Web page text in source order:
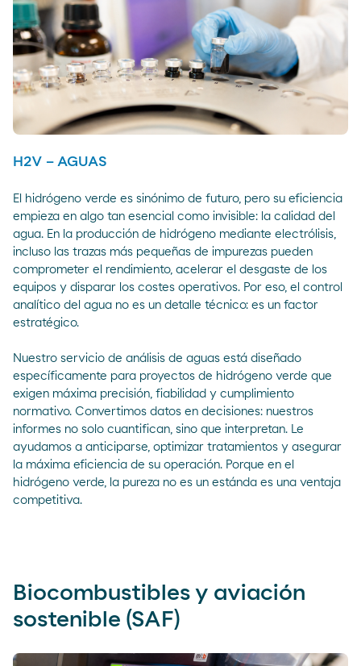
H2V – AGUAS
El hidrógeno verde es sinónimo de futuro, pero su eficiencia
empieza en algo tan esencial como invisible: la calidad del
agua. En la producción de hidrógeno mediante electrólisis,
incluso las trazas más pequeñas de impurezas pueden
comprometer el rendimiento, acelerar el desgaste de los
equipos y disparar los costes operativos. Por eso, el control
analítico del agua no es un detalle técnico: es un factor
estratégico.
Nuestro servicio de análisis de aguas está diseñado
específicamente para proyectos de hidrógeno verde que
exigen máxima precisión, fiabilidad y cumplimiento
normativo. Convertimos datos en decisiones: nuestros
informes no solo cuantifican, sino que interpretan. Le
ayudamos a anticiparse, optimizar tratamientos y asegurar
la máxima eficiencia de su operación. Porque en el
hidrógeno verde, la pureza no es un estánda es una ventaja
competitiva.
Biocombustibles y aviación
sostenible (SAF)